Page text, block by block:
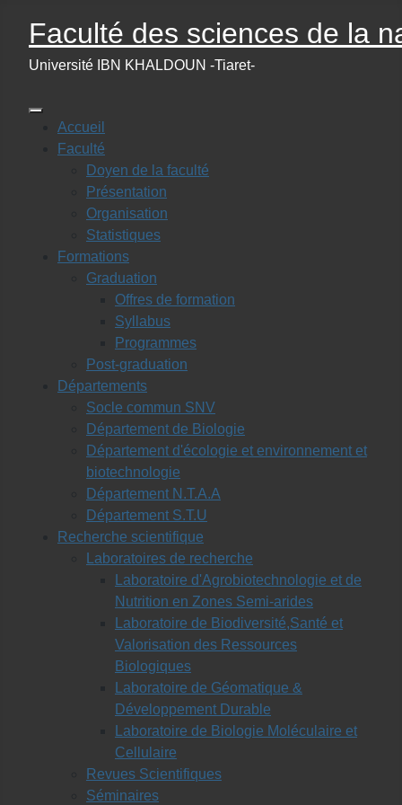
Faculté des sciences de la
Université IBN KHALDOUN -Tiaret-
Accueil
Faculté
Doyen de la faculté
Présentation
Organisation
Statistiques
Formations
Graduation
Offres de formation
Syllabus
Programmes
Post-graduation
Départements
Socle commun SNV
Département de Biologie
Département d'écologie et environnement et
biotechnologie
Département N.T.A.A
Département S.T.U
Recherche scientifique
Laboratoires de recherche
Laboratoire d'Agrobiotechnologie et de
Nutrition en Zones Semi-arides
Laboratoire de Biodiversité,Santé et
Valorisation des Ressources
Biologiques
Laboratoire de Géomatique &
Développement Durable
Laboratoire de Biologie Moléculaire et
Cellulaire
Revues Scientifiques
Séminaires